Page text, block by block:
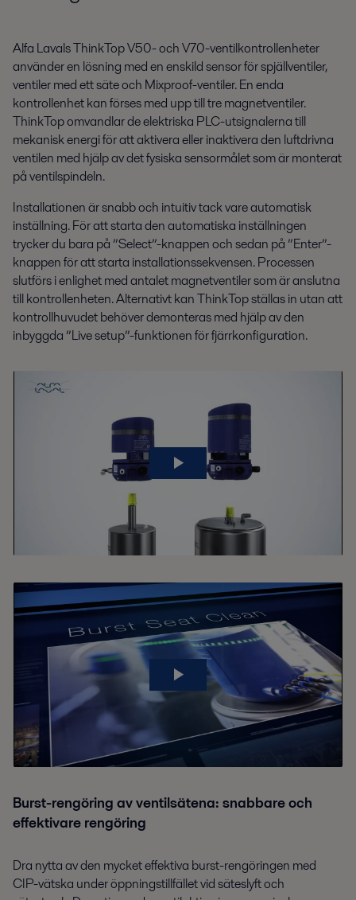
Alfa Lavals ThinkTop V50- och V70-ventilkontrollenheter
använder en lösning med en enskild sensor för spjällventiler,
ventiler med ett säte och Mixproof-ventiler. En enda
kontrollenhet kan förses med upp till tre magnetventiler.
ThinkTop omvandlar de elektriska PLC-utsignalerna till
mekanisk energi för att aktivera eller inaktivera den luftdrivna
ventilen med hjälp av det fysiska sensormålet som är monterat
på ventilspindeln.
Installationen är snabb och intuitiv tack vare automatisk
inställning. För att starta den automatiska inställningen
trycker du bara på ”Select”-knappen och sedan på ”Enter”-
knappen för att starta installationssekvensen. Processen
slutförs i enlighet med antalet magnetventiler som är anslutna
till kontrollenheten. Alternativt kan ThinkTop ställas in utan att
kontrollhuvudet behöver demonteras med hjälp av den
inbyggda ”Live setup”-funktionen för fjärrkonfiguration.
Burst-rengöring av ventilsätena: snabbare och
effektivare rengöring
Dra nytta av den mycket effektiva burst-rengöringen med
CIP-vätska under öppningstillfället vid säteslyft och